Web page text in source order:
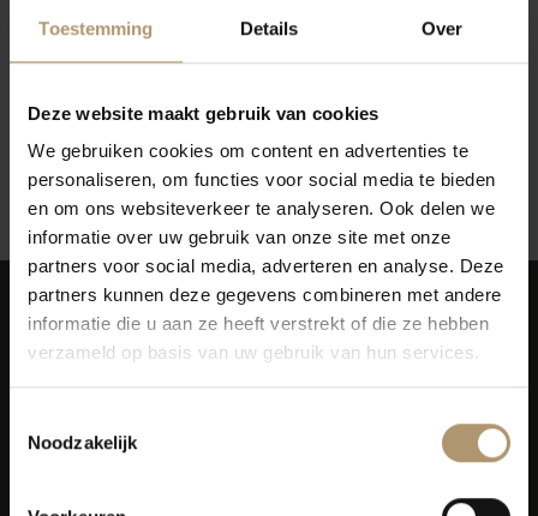
Toestemming Details Over
Deze website maakt gebruik van cookies
We gebruiken cookies om content en advertenties te
personaliseren, om functies voor social media te bieden
en om ons websiteverkeer te analyseren. Ook delen we
informatie over uw gebruik van onze site met onze
partners voor social media, adverteren en analyse. Deze
partners kunnen deze gegevens combineren met andere
informatie die u aan ze heeft verstrekt of die ze hebben
verzameld op basis van uw gebruik van hun services.
Noodzakelijk
Geen producten gevonden!...
Terug naar vorige pagina
2431 AE Noorden